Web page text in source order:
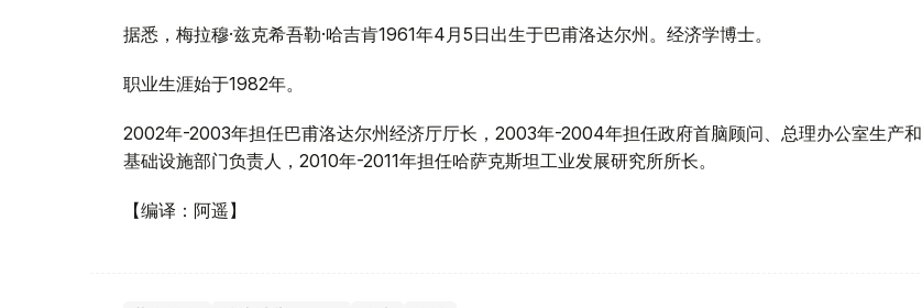
据悉，梅拉穆·兹克希吾勒·哈吉肯1961年4月5日出生于巴甫洛达尔州。经济学博士。
职业生涯始于1982年。
2002年-2003年担任巴甫洛达尔州经济厅厅长，2003年-2004年担任政府首脑顾问、总理办公室生产和
基础设施部门负责人，2010年-2011年担任哈萨克斯坦工业发展研究所所长。
【编译：阿遥】